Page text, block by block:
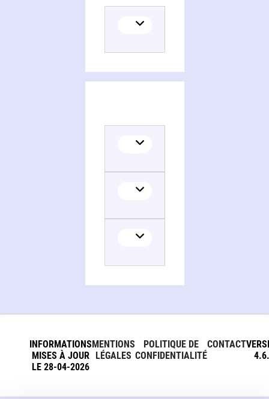
INFORMATIONS
MISES À JOUR
LE 28-04-2026
MENTIONS
LÉGALES
POLITIQUE DE
CONFIDENTIALITÉ
CONTACT